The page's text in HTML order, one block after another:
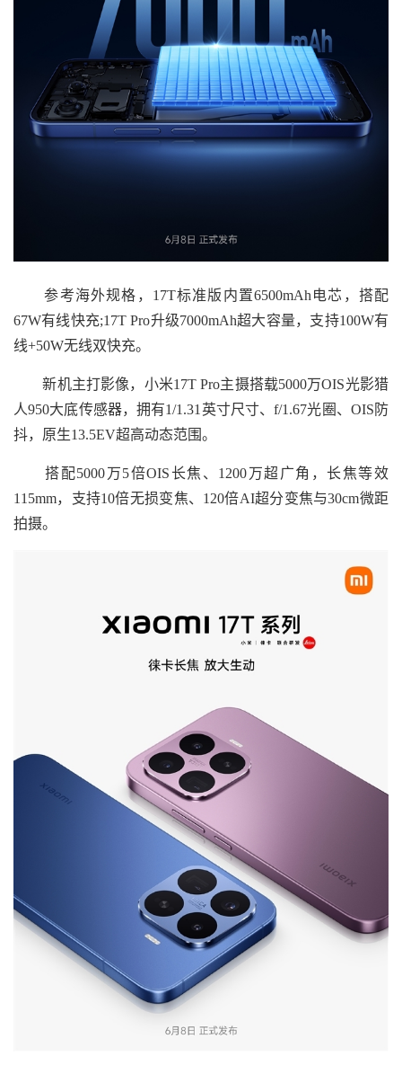
参考海外规格，17T标准版内置6500mAh电芯，搭配
67W有线快充;17T Pro升级7000mAh超大容量，支持100W有
线+50W无线双快充。
新机主打影像，小米17T Pro主摄搭载5000万OIS光影猎
人950大底传感器，拥有1/1.31英寸尺寸、f/1.67光圈、OIS防
抖，原生13.5EV超高动态范围。
搭配5000万5倍OIS长焦、1200万超广角，长焦等效
115mm，支持10倍无损变焦、120倍AI超分变焦与30cm微距
拍摄。